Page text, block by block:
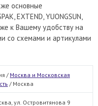
основные
EXTEND, YUONGSUN,
же к Вашему удобству на
со схемами и артикулами
/Москва и Московская
/ Москва
ул. Островитянова 9